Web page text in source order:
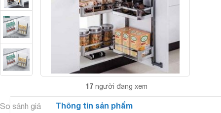
17 người đang xem
So sánh giá Thông tin sản phẩm